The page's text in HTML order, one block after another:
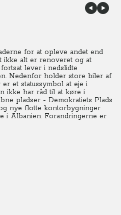
for at opleve andet end
ikke alt er renoveret og at
lever i nedslidte
Nedenfor holder store biler af
et statussymbol at eje i
ikke har råd til at køre i
pladser - Demokratiets Plads
nye flotte kontorbygninger
i Albanien. Forandringerne er